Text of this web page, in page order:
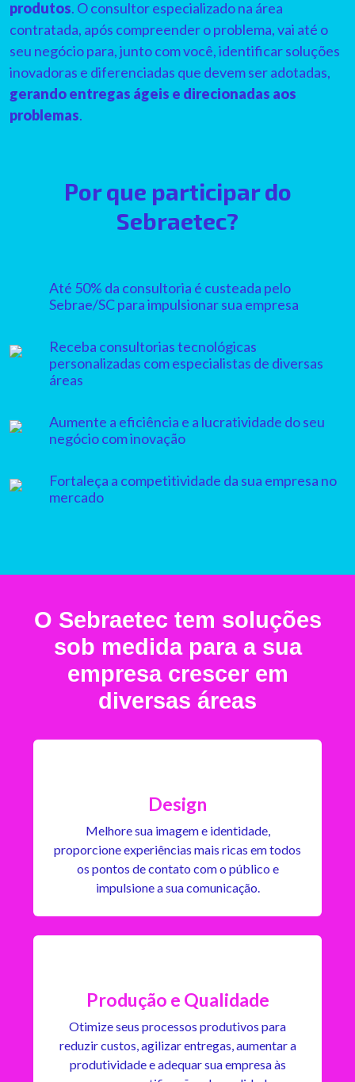
produtos. O consultor especializado na área
contratada, após compreender o problema, vai até o
seu negócio para, junto com você, identificar soluções
inovadoras e diferenciadas que devem ser adotadas,
gerando entregas ágeis e direcionadas aos
problemas.
Por que participar do
Sebraetec?
Até 50% da consultoria é custeada pelo
Sebrae/SC para impulsionar sua empresa
Receba consultorias tecnológicas
personalizadas com especialistas de diversas
áreas
Aumente a eficiência e a lucratividade do seu
negócio com inovação
Fortaleça a competitividade da sua empresa no
mercado
O Sebraetec tem soluções
sob medida para a sua
empresa crescer em
diversas áreas
Design
Melhore sua imagem e identidade,
proporcione experiências mais ricas em todos
os pontos de contato com o público e
impulsione a sua comunicação.
Produção e Qualidade
Otimize seus processos produtivos para
reduzir custos, agilizar entregas, aumentar a
produtividade e adequar sua empresa às